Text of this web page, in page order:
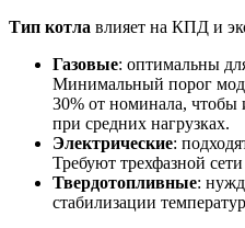
Тип котла влияет на КПД и
Газовые: оптимальны
Минимальный порог
30% от номинала, чтобы
при средних нагрузках.
Электрические:
Требуют трехфазной
Твердотопливные:
стабилизации